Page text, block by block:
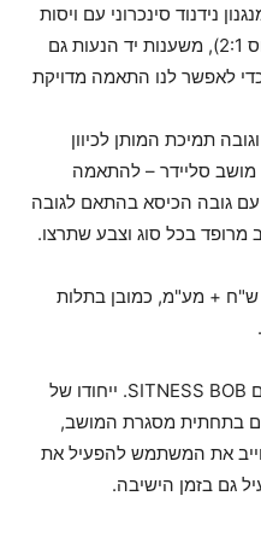
נידנוד סינכרוני עם ויסות
עוצמת הנידנוד להתאמה אישית (יחס 2:1), משענות יד הנעות גם
לאפשר לנו התאמה מדויקת
תמיכת המותן לכיוון
סליידר – להתאמה
גובה הכיסא בהתאם לגובה
בכל סוג וצבע שתרצו.
עלות כיסא ה-ICON LTD היא 980 ש"ח + מע"מ, כמובן בתלות
כיסא נוסף, או יותר נכון שרפרף בשם SITNESS BOB. ייחודו של
בתחתית מסגרת המושב,
את המשתמש להפעיל את
גם בזמן הישיבה.